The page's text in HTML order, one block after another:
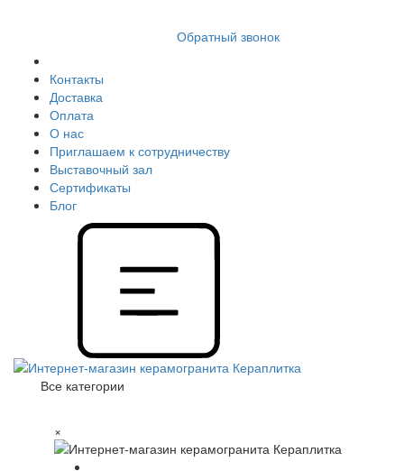
Обратный звонок
Контакты
Доставка
Оплата
О нас
Приглашаем к сотрудничеству
Выставочный зал
Сертификаты
Блог
Все категории
×